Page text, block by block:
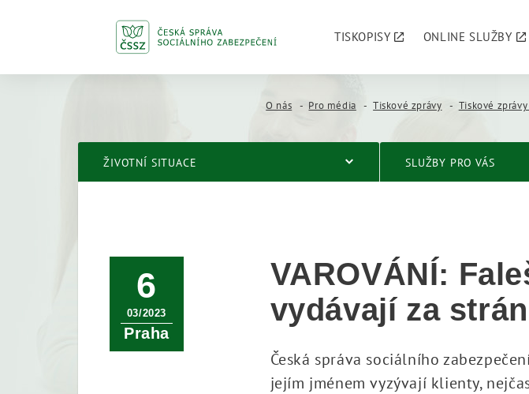
TISKOPISY ONLINE SLUŽBY
O nás Pro média Tiskové zprávy Tiskové
ŽIVOTNÍ SITUACE SLUŽBY PRO VÁS
6
03/2023
Praha
VAROVÁNÍ:
vydávají za
Česká správa sociálního
jejím jménem vyzývají klienty,